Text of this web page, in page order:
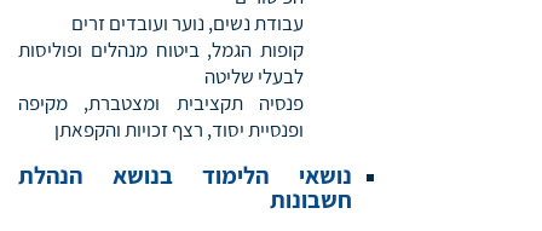
עבודת נשים, נוער ועובדים זרים
קופות הגמל, ביטוח מנהלים ופוליסות
לבעלי שליטה
פנסיה תקציבית ומצטברת, מקיפה
ופנסיית יסוד, רצף זכויות והקפאתן
נושאי הלימוד בנושא הנהלת
חשבונות